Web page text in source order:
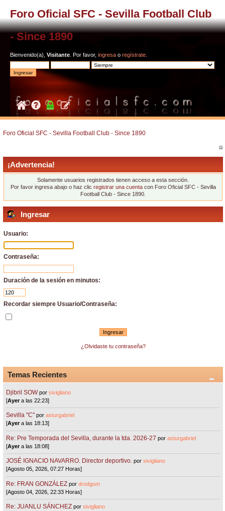
Foro Oficial SFC - Sevilla Football Club
- Since 1890
Bienvenido(a), Visitante . Por favor, ingresa o regístrate
Foro Oficial SFC - Sevilla Football Club - Since 1890
¡Advertencia!
Solamente usuarios registrados tienen acceso a esta sección.
Por favor ingresa abajo o haz clic registrar una cuentacon Foro Oficial SFC - Sevilla
Football Club - Since 1890.
Ingresar
Usuario:
Contraseña:
Duración de la sesión en minutos:
Recordar siempre Usuario/Contraseña:
¿Olvidaste tu contraseña?
Temas Recientes
Djibril SOW porsivigliano
[Ayera las 22:23]
Sevilla "C"porasturgabriel
[Ayera las 18:13]
Re: Pre Temporada del Sevilla, durante la tda. 2026-27 porasturgabriel
[Ayera las 18:08]
JOSÉ IGNACIO NAVARRO. Director deportivo. porsivigliano
[Agosto 05, 2026, 07:27 Horas]
Re: FRAN GONZÁLEZ pordrodgom
[Agosto 04, 2026, 22:33 Horas]
Re: JUANLU SÁNCHEZ porsivigliano